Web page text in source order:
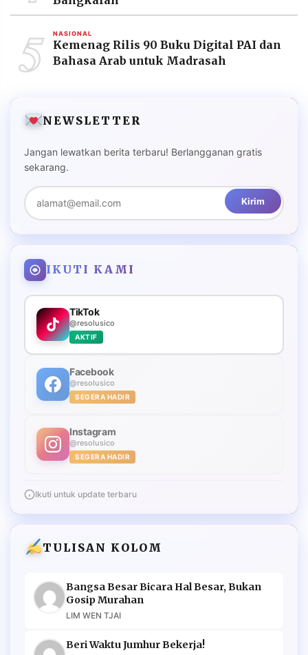
5 NASIONAL
Kemenag Rilis 90 Buku Digital PAI dan
Bahasa Arab untuk Madrasah
NEWSLETTER
Jangan lewatkan berita terbaru! Berlangganan gratis
sekarang.
Kirim
IKUTI KAMI
TikTok
@resolusico
AKTIF
Facebook
@resolusico
SEGERA HADIR
Instagram
@resolusico
SEGERA HADIR
Ikuti untuk update terbaru
TULISAN KOLOM
Bangsa Besar Bicara Hal Besar, Bukan
Gosip Murahan
LIM WEN TJAI
Beri Waktu Jumhur Bekerja!